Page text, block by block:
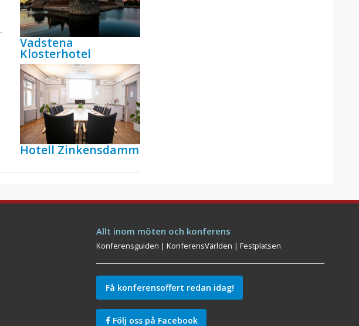
Vadstena
Klosterhotel
Hotell Zinkensdamm
Allt inom möten och konferens
Konferensguiden |KonferensVärlden |Festplatsen
Få konferensoffert redan idag!
Följ oss på Facebook